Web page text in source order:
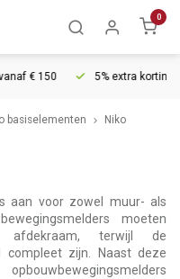
0
extra korting vanaf € 1000
basiselementen
Niko
aan voor zowel muur- als
moeten
terwijl de
compleet zijn. Naast deze